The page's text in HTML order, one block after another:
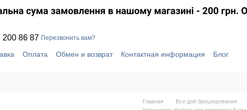
200 86 87 Перезвонить вам?
Оплата Обмен и возврат Контактная информация
Блог
Главная
Все для брошюрования